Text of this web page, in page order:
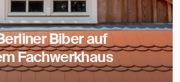
Biber auf
Fachwerkhaus